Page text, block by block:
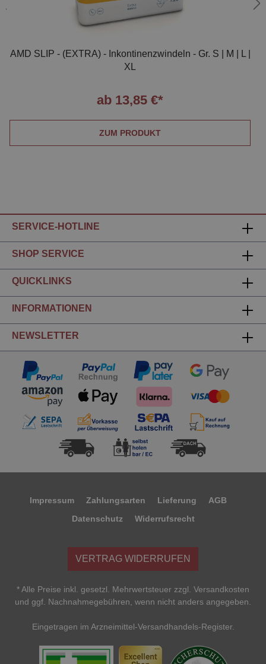
AMD SLIP - (EXTRA) - Inkontinenzwindeln - Gr. S | M | L |
XL
ab 13,85 €*
ZUM PRODUKT
SERVICE-HOTLINE
SHOP SERVICE
QUICKLINKS
INFORMATIONEN
NEWSLETTER
Impressum Zahlungsarten Lieferung
AGB
Datenschutz
Widerrufsrecht
VERTRAG WIDERRUFEN
* Alle Preise inkl. gesetzl. Mehrwertsteuer zzgl. Versandkosten
und ggf. Nachnahmegebühren, wenn nicht anders angegeben.
Eingetragen im Arzneimittel-Versandhandels-Register.